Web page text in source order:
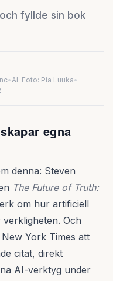
fyllde sin bok
•AI-Foto: Pia Luuka•
egna
denna: Steven
The Future of Truth:
om hur artificiell
Och
York Times att
citat, direkt
AI-verktyg under